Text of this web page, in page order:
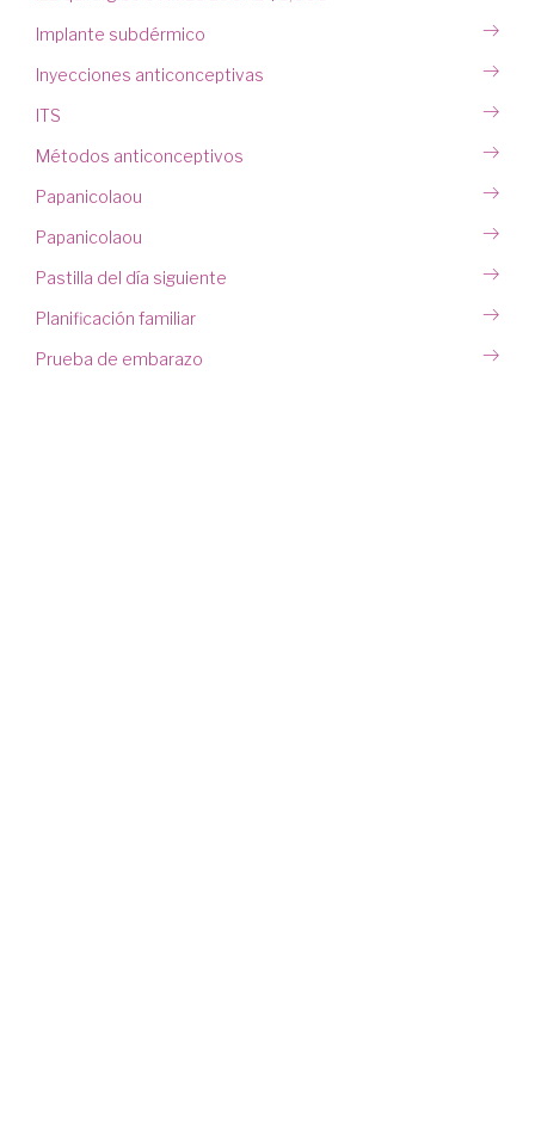
Implante subdérmico
Inyecciones anticonceptivas
ITS
Métodos anticonceptivos
Papanicolaou
Papanicolaou
Pastilla del día siguiente
Planificación familiar
Prueba de embarazo